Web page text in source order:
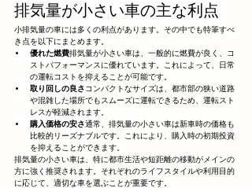
排気量が小さい車の主な利点
小排気量の車には多くの利点があります。その中でも特筆すべ
き点を以下にまとめます。
優れた燃費排気量が小さい車は、一般的に燃費が良く、コ
ストパフォーマンスに優れています。これによって、日常
の運転コストを抑えることが可能です。
取り回しの良さコンパクトなサイズは、都市部の狭い道路
や混雑した場所でもスムーズに運転できるため、運転スト
レスが軽減されます。
購入価格の安さ通常、排気量の小さい車は新車時の価格も
比較的リーズナブルです。これにより、購入時の初期投資
を抑えることができます。
排気量の小さい車は、特に都市生活や短距離の移動がメインの
方に強く推奨されます。それぞれのライフスタイルや利用目的
に応じて、適切な車を選ぶことが重要です。